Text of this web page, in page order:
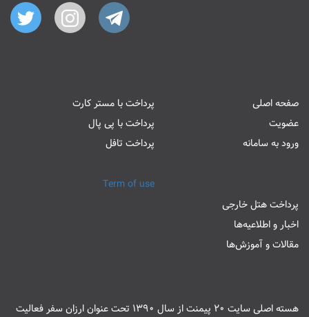
صفحه اصلی
عضویت
ورود به سامانه
پرداخت با مستر کارت
پرداخت با پی پال
پرداخت تافل
پرداخت هتل خارجی
اخبار و اطلاعیه‌ها
مقالات و آموزش‌ها
هسته اصلی سایت 20 پیمنت از سال 1390 تحت عنوان ارزان سفر فعالیت
Term of use